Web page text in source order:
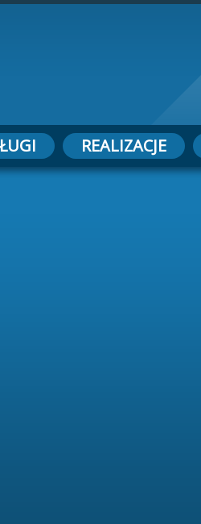
REALIZACJE